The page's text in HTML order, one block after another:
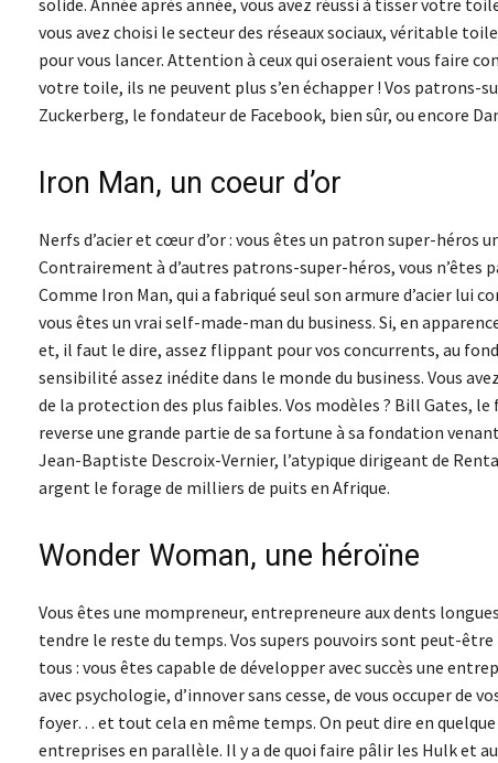
solide. Année après année, vous avez réussi à tisser votre
vous avez choisi le secteur des réseaux sociaux, véritable
pour vous lancer. Attention à ceux qui oseraient vous faire
votre toile, ils ne peuvent plus s’en échapper ! Vos patrons-
Zuckerberg, le fondateur de Facebook, bien sûr, ou encore
Iron Man, un coeur d’or
Nerfs d’acier et cœur d’or : vous êtes un patron super-héros
Contrairement à d’autres patrons-super-héros, vous n’êtes
Comme Iron Man, qui a fabriqué seul son armure d’acier lui
vous êtes un vrai self-made-man du business. Si, en
et, il faut le dire, assez flippant pour vos concurrents, au fond
sensibilité assez inédite dans le monde du business. Vous
de la protection des plus faibles. Vos modèles ? Bill Gates,
reverse une grande partie de sa fortune à sa fondation
Jean-Baptiste Descroix-Vernier, l’atypique dirigeant de
argent le forage de milliers de puits en Afrique.
Wonder Woman, une héroïne
Vous êtes une mompreneur, entrepreneure aux dents
tendre le reste du temps. Vos supers pouvoirs sont peut-
tous : vous êtes capable de développer avec succès une
avec psychologie, d’innover sans cesse, de vous occuper de
foyer… et tout cela en même temps. On peut dire en quelque
entreprises en parallèle. Il y a de quoi faire pâlir les Hulk et